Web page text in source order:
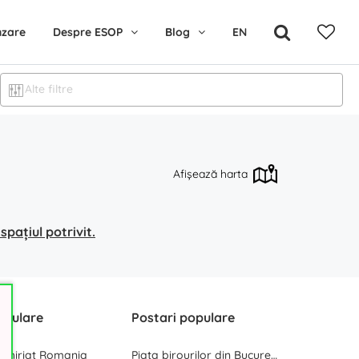
Despre ESOP Blog EN
Alte filtre
Afișează harta
potrivit.
Romania
Postari populare
Piata birourilor din Bucuresti la inceput de 2025